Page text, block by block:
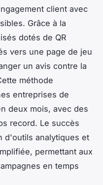
client avec
Grâce à la
dotés de QR
vers une page de jeu
un avis contre la
méthode
entreprises de
deux mois, avec des
record. Le succès
d'outils analytiques et
permettant aux
en temps